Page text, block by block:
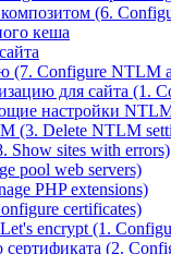
(6.
кеша
(7. Configure NTLM
для сайта (1.
настройки
(3. Delete NTLM
Show sites with errors)
pool web servers)
PHP extensions)
certificates)
encrypt (1.
сертификата (2.